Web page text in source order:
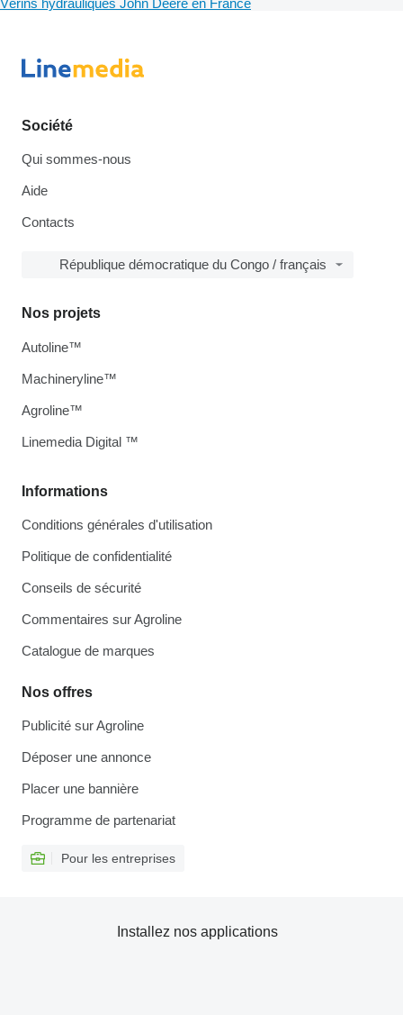
Société
Qui sommes-nous
Aide
Contacts
République démocratique du Congo / français
Informations
Conditions générales d'utilisation
Politique de confidentialité
Conseils de sécurité
Commentaires sur Agroline
Catalogue de marques
Nos offres
Publicité sur Agroline
Déposer une annonce
Placer une bannière
Programme de partenariat
Pour les entreprises
Nos projets
Autoline™
Machineryline™
Agroline™
Linemedia Digital ™
Installez nos applications